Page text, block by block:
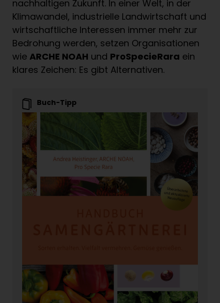
nachhaltigen Zukunft. In einer Welt, in der
Klimawandel, industrielle Landwirtschaft und
wirtschaftliche Interessen immer mehr zur
Bedrohung werden, setzen Organisationen
wie ARCHE NOAH und ProSpecieRara ein
klares Zeichen: Es gibt Alternativen.
Buch-Tipp